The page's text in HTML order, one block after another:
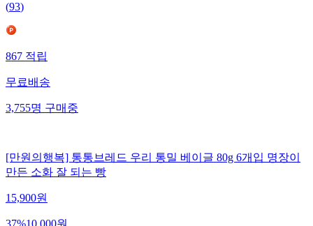
(93)
867 적립
무료배송
3,755명 구매중
[만원의행복] 통통브레드 우리 통밀 베이글 80g 6개입 명장이
만든 소화 잘 되는 빵
15,900원
37%10,000원